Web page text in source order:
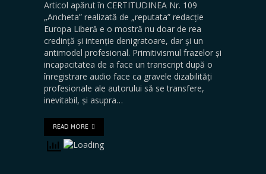
Articol apărut în CERTITUDINEA Nr. 109
„Ancheta” realizată de „reputata” redacție
Europa Liberă e o mostră nu doar de rea
credință și intenție denigratoare, dar și un
antimodel profesional. Primitivismul frazelor și
incapacitatea de a face un transcript după o
înregistrare audio face ca gravele dizabilități
profesionale ale autorului să se transfere,
inevitabil, și asupra…
READ MORE